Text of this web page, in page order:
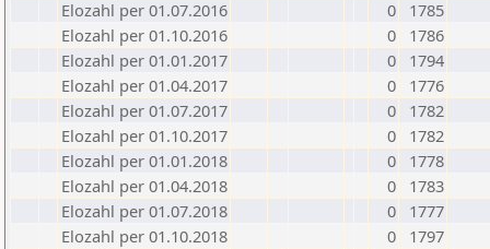
Elozahl per 01.07.2016
0
1785
Elozahl per 01.10.2016
0
1786
Elozahl per 01.01.2017
0
1794
Elozahl per 01.04.2017
0
1776
Elozahl per 01.07.2017
0
1782
Elozahl per 01.10.2017
0
1782
Elozahl per 01.01.2018
0
1778
Elozahl per 01.04.2018
0
1783
Elozahl per 01.07.2018
0
1777
Elozahl per 01.10.2018
0
1797